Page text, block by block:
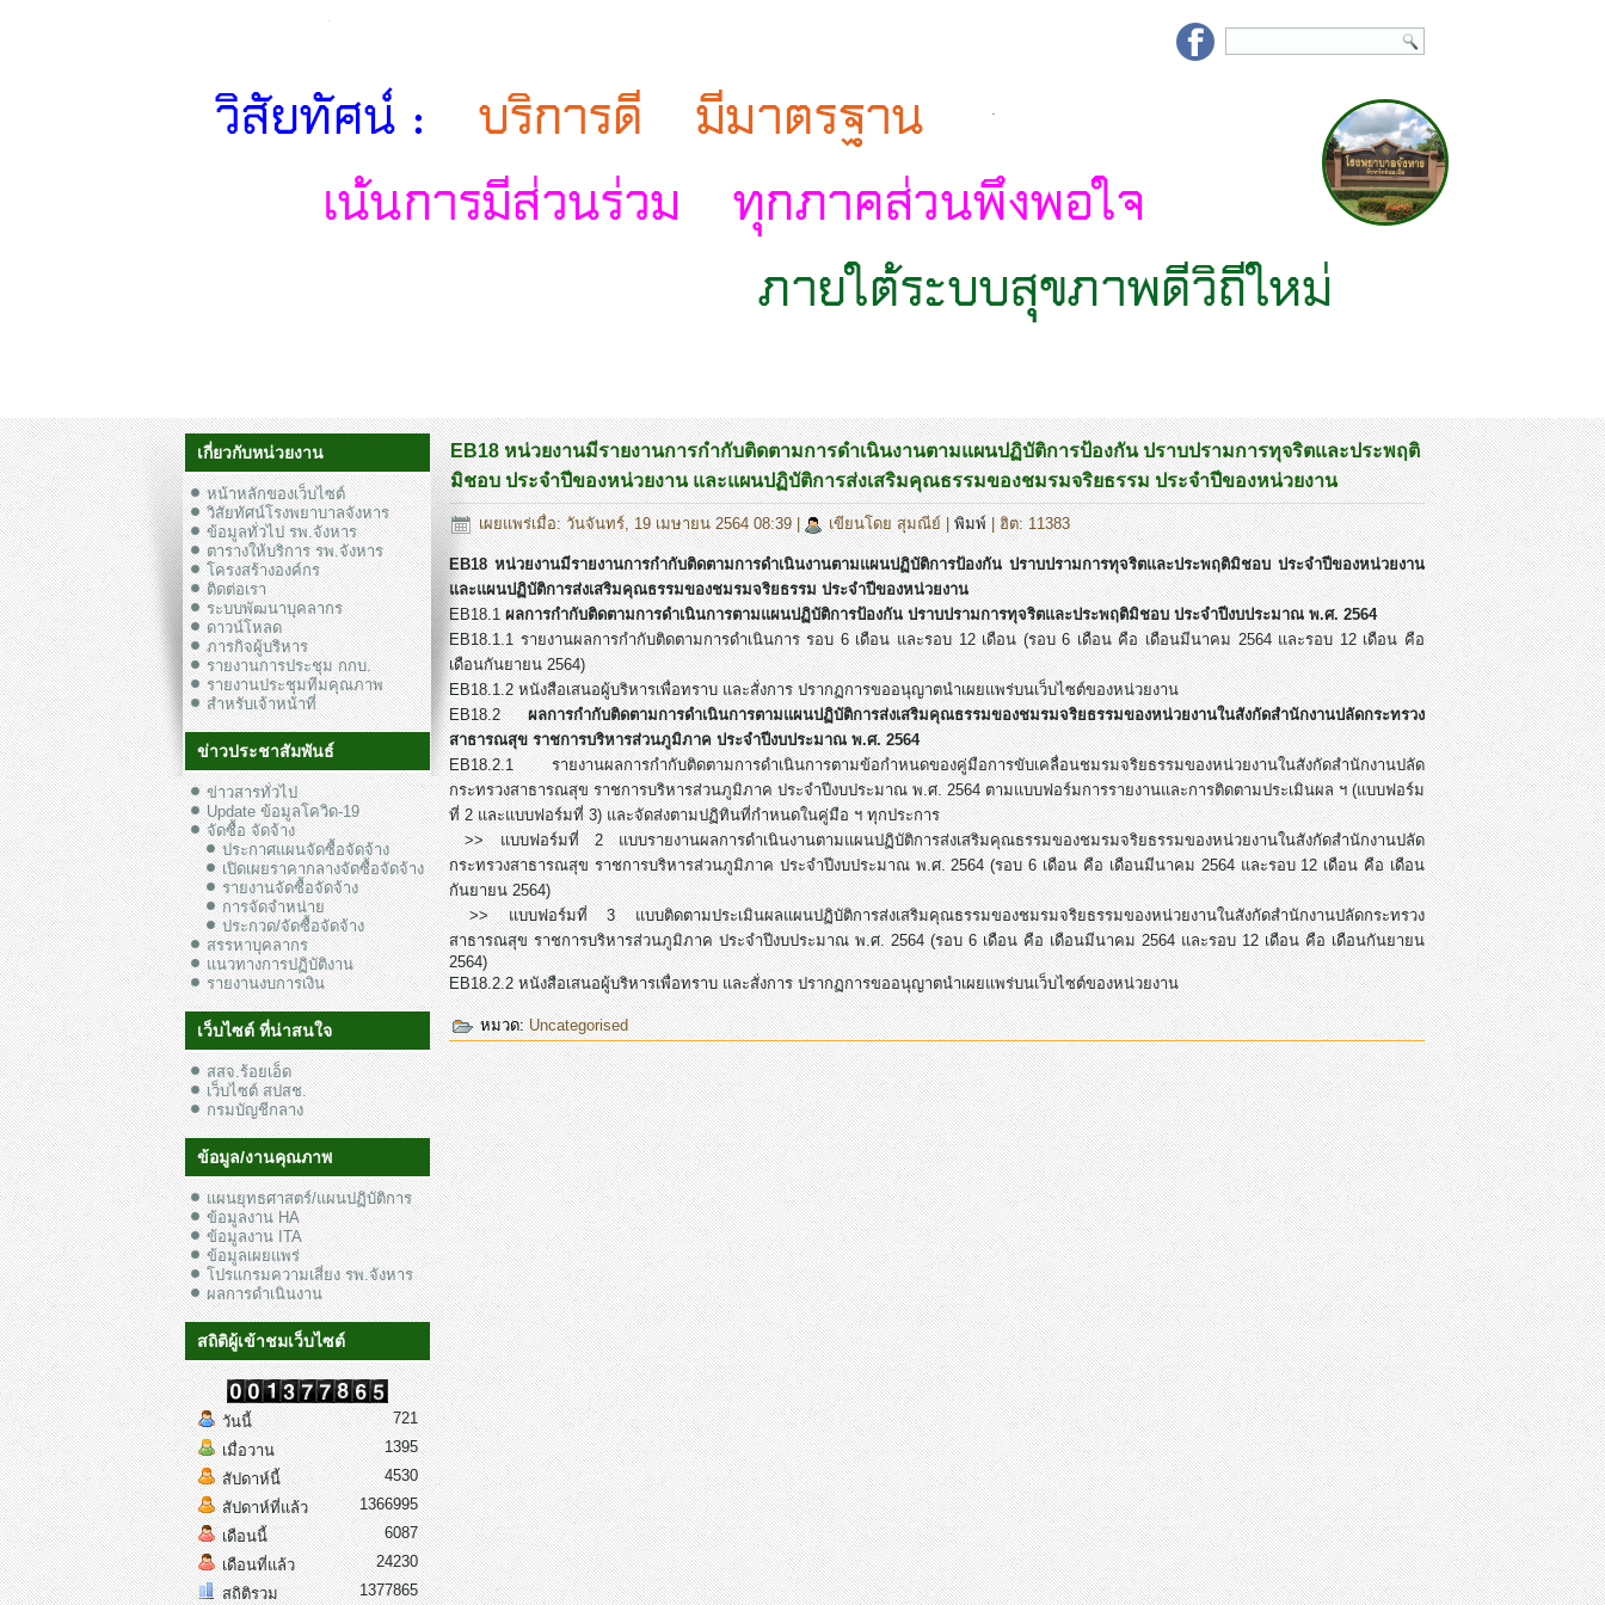
.
เกี่ยวกับหน่วยงาน
หน้าหลักของเว็บไซต์
วิสัยทัศน์โรงพยาบาลจังหาร
ข้อมูลทั่วไป รพ.จังหาร
ตารางให้บริการ รพ.จังหาร
โครงสร้างองค์กร
ติดต่อเรา
ระบบพัฒนาบุคลากร
ดาวน์โหลด
ภารกิจผู้บริหาร
รายงานการประชุม กกบ.
รายงานประชุมทีมคุณภาพ
สำหรับเจ้าหน้าที่
ข่าวประชาสัมพันธ์
ข่าวสารทั่วไป
Update ข้อมูลโควิด-19
จัดซื้อ จัดจ้าง
ประกาศแผนจัดซื้อจัดจ้าง
เปิดเผยราคากลางจัดซื้อจัดจ้าง
รายงานจัดซื้อจัดจ้าง
การจัดจำหน่าย
ประกวด/จัดซื้อจัดจ้าง
สรรหาบุคลากร
แนวทางการปฏิบัติงาน
รายงานงบการเงิน
เว็บไซต์ ที่น่าสนใจ
สสจ.ร้อยเอ็ด
เว็บไซต์ สปสช.
กรมบัญชีกลาง
ข้อมูล/งานคุณภาพ
แผนยุทธศาสตร์/แผนปฏิบัติการ
ข้อมูลงาน HA
ข้อมูลงาน ITA
ข้อมูลเผยแพร่
โปรแกรมความเสี่ยง รพ.จังหาร
ผลการดำเนินงาน
สถิติผู้เข้าชมเว็บไซต์
วันนี้
เมื่อวาน
สัปดาห์นี้
สัปดาห์ที่แล้ว
เดือนนี้
เดือนที่แล้ว
สถิติรวม
721
1395
4530
1366995
6087
24230
1377865
EB18 หน่วยงานมีรายงานการกำกับติดตามการดำเนินงานตามแผนปฏิบัติการป้องกัน ปราบปรามการทุจริตและประพฤติ
มิชอบ ประจำปีของหน่วยงาน และแผนปฏิบัติการส่งเสริมคุณธรรมของชมรมจริยธรรม ประจำปีของหน่วยงาน
เผยแพร่เมื่อ: วันจันทร์, 19 เมษายน 2564 08:39| เขียนโดย สุมณีย์|พิมพ์| ฮิต: 11383
EB18 หน่วยงานมีรายงานการกำกับติดตามการดำเนินงานตามแผนปฏิบัติการป้องกัน ปราบปรามการทุจริตและประพฤติมิชอบ ประจำปีของหน่วยงาน
และแผนปฏิบัติการส่งเสริมคุณธรรมของชมรมจริยธรรม ประจำปีของหน่วยงาน
EB18.1ผลการกำกับติดตามการดำเนินการตามแผนปฏิบัติการป้องกัน ปราบปรามการทุจริตและประพฤติมิชอบ ประจำปีงบประมาณ พ.ศ. 2564
EB18.1.1 รายงานผลการกำกับติดตามการดำเนินการ รอบ 6 เดือน และรอบ 12 เดือน (รอบ 6 เดือน คือ เดือนมีนาคม 2564 และรอบ 12 เดือน คือ
เดือนกันยายน 2564)
EB18.1.2 หนังสือเสนอผู้บริหารเพื่อทราบ และสั่งการ ปรากฏการขออนุญาตนำเผยแพร่บนเว็บไซต์ของหน่วยงาน
EB18.2ผลการกำกับติดตามการดำเนินการตามแผนปฏิบัติการส่งเสริมคุณธรรมของชมรมจริยธรรมของหน่วยงานในสังกัดสำนักงานปลัดกระทรวง
สาธารณสุข ราชการบริหารส่วนภูมิภาค ประจำปีงบประมาณ พ.ศ. 2564
EB18.2.1 รายงานผลการกำกับติดตามการดำเนินการตามข้อกำหนดของคู่มือการขับเคลื่อนชมรมจริยธรรมของหน่วยงานในสังกัดสำนักงานปลัด
กระทรวงสาธารณสุข ราชการบริหารส่วนภูมิภาค ประจำปีงบประมาณ พ.ศ. 2564 ตามแบบฟอร์มการรายงานและการติดตามประเมินผล ฯ (แบบฟอร์ม
ที่ 2 และแบบฟอร์มที่ 3) และจัดส่งตามปฏิทินที่กำหนดในคู่มือ ฯ ทุกประการ
>> แบบฟอร์มที่ 2 แบบรายงานผลการดำเนินงานตามแผนปฏิบัติการส่งเสริมคุณธรรมของชมรมจริยธรรมของหน่วยงานในสังกัดสำนักงานปลัด
กระทรวงสาธารณสุข ราชการบริหารส่วนภูมิภาค ประจำปีงบประมาณ พ.ศ. 2564 (รอบ 6 เดือน คือ เดือนมีนาคม 2564 และรอบ 12 เดือน คือ เดือน
กันยายน 2564)
>> แบบฟอร์มที่ 3 แบบติดตามประเมินผลแผนปฏิบัติการส่งเสริมคุณธรรมของชมรมจริยธรรมของหน่วยงานในสังกัดสำนักงานปลัดกระทรวง
สาธารณสุข ราชการบริหารส่วนภูมิภาค ประจำปีงบประมาณ พ.ศ. 2564 (รอบ 6 เดือน คือ เดือนมีนาคม 2564 และรอบ 12 เดือน คือ เดือนกันยายน
2564)
EB18.2.2 หนังสือเสนอผู้บริหารเพื่อทราบ และสั่งการ ปรากฏการขออนุญาตนำเผยแพร่บนเว็บไซต์ของหน่วยงาน
หมวด:Uncategorised